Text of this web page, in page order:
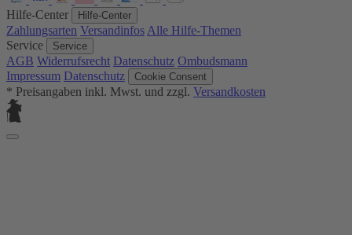
Hilfe-Center Hilfe-Center
Zahlungsarten Versandinfos Alle Hilfe-Themen
Service
Service
AGB Widerrufsrecht Datenschutz Ombudsmann
Impressum Datenschutz Cookie Consent
* Preisangaben inkl. Mwst. und zzgl. Versandkosten